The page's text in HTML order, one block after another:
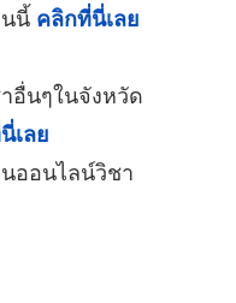
นี้ คลิกที่นี่เลย
อื่นๆในจังหวัด
เลย
ออนไลน์วิชา